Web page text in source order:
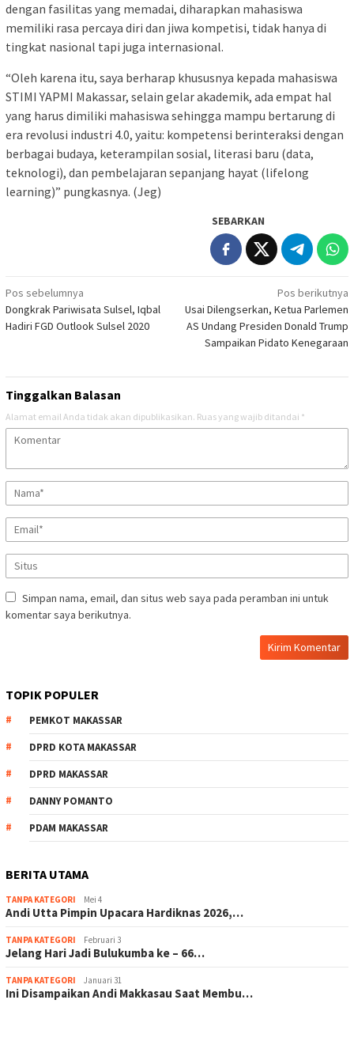
dengan fasilitas yang memadai, diharapkan mahasiswa
memiliki rasa percaya diri dan jiwa kompetisi, tidak hanya di
tingkat nasional tapi juga internasional.
“Oleh karena itu, saya berharap khususnya kepada mahasiswa
STIMI YAPMI Makassar, selain gelar akademik, ada empat hal
yang harus dimiliki mahasiswa sehingga mampu bertarung di
era revolusi industri 4.0, yaitu: kompetensi berinteraksi dengan
berbagai budaya, keterampilan sosial, literasi baru (data,
teknologi), dan pembelajaran sepanjang hayat (lifelong
learning)” pungkasnya. (Jeg)
SEBARKAN
Navigasi
pos
Pos sebelumnya
Dongkrak Pariwisata Sulsel, Iqbal
Hadiri FGD Outlook Sulsel 2020
Pos berikutnya
Usai Dilengserkan, Ketua Parlemen
AS Undang Presiden Donald Trump
Sampaikan Pidato Kenegaraan
Tinggalkan Balasan
Alamat email Anda tidak akan dipublikasikan. Ruas yang wajib ditandai *
Simpan nama, email, dan situs web saya pada peramban ini untuk
komentar saya berikutnya.
TOPIK POPULER
PEMKOT MAKASSAR
DPRD KOTA MAKASSAR
DPRD MAKASSAR
DANNY POMANTO
PDAM MAKASSAR
BERITA UTAMA
TANPA KATEGORI Mei 4
Andi Utta Pimpin Upacara Hardiknas 2026,…
TANPA KATEGORI Februari 3
Jelang Hari Jadi Bulukumba ke – 66…
TANPA KATEGORI Januari 31
Ini Disampaikan Andi Makkasau Saat Membu…